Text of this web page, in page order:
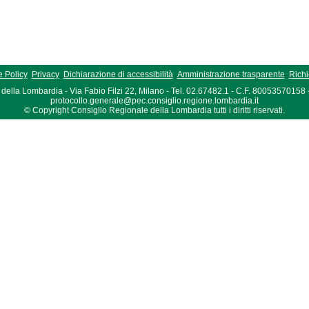
Policy Privacy Dichiarazione di accessibilità Amministrazione trasparente
Lombardia - Via Fabio Filzi 22, Milano - Tel. 02.67482.1 - C.F. 80053570158
protocollo.generale@pec.consiglio.regione.lombardia.it
© Copyright Consiglio Regionale della Lombardia tutti i diritti riservati.